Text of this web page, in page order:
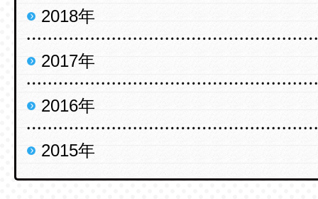
2018年
2017年
2016年
2015年